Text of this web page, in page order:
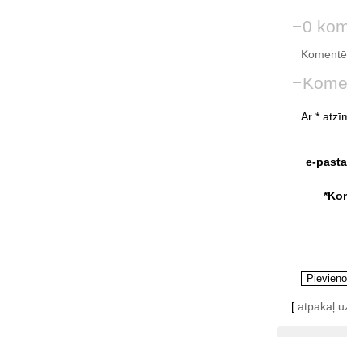
0
Ar *
e-
[ atpakaļ